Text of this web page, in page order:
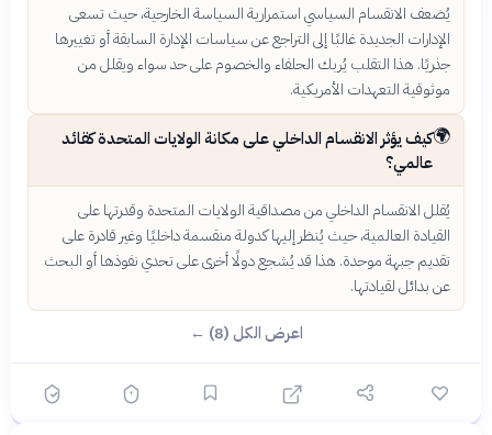
يُضعف الانقسام السياسي استمرارية السياسة الخارجية، حيث تسعى
الإدارات الجديدة غالبًا إلى التراجع عن سياسات الإدارة السابقة أو تغييرها
جذريًا. هذا التقلب يُربك الحلفاء والخصوم على حد سواء ويقلل من
موثوقية التعهدات الأمريكية.
🌍كيف يؤثر الانقسام الداخلي على مكانة الولايات المتحدة كقائد
عالمي؟
يُقلل الانقسام الداخلي من مصداقية الولايات المتحدة وقدرتها على
القيادة العالمية، حيث يُنظر إليها كدولة منقسمة داخليًا وغير قادرة على
تقديم جبهة موحدة. هذا قد يُشجع دولًا أخرى على تحدي نفوذها أو البحث
عن بدائل لقيادتها.
اعرض الكل (8) ←